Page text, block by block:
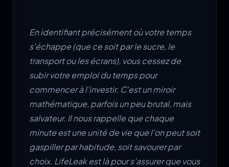
En identifiant précisément où votre temps
s'échappe (que ce soit par le sucre, le
transport ou les écrans), vous cessez de
subir votre emploi du temps pour
commencer à l'investir. C'est un miroir
mathématique, parfois un peu brutal, mais
salvateur. Il nous rappelle que chaque
minute est une unité de vie que l'on peut soit
gaspiller par habitude, soit savourer par
choix. LifeLeak est là pour s'assurer que vous